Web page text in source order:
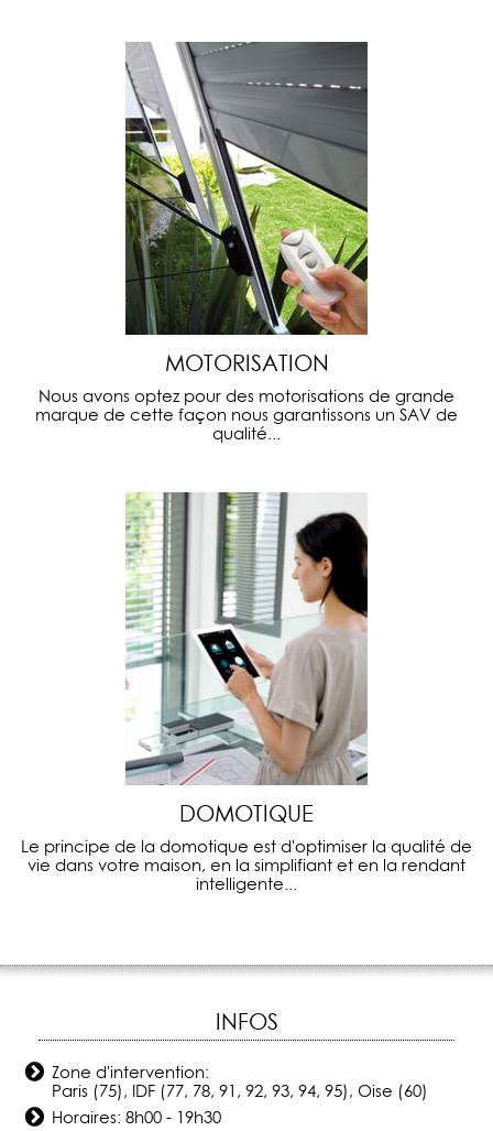
MOTORISATION
Nous avons optez pour des motorisations de grande
marque de cette façon nous garantissons un SAV de
qualité...
DOMOTIQUE
Le principe de la domotique est d'optimiser la qualité de
vie dans votre maison, en la simplifiant et en la rendant
intelligente...
INFOS
Zone d'intervention:
Paris (75), IDF (77, 78, 91, 92, 93, 94, 95), Oise (60)
Horaires: 8h00 - 19h30